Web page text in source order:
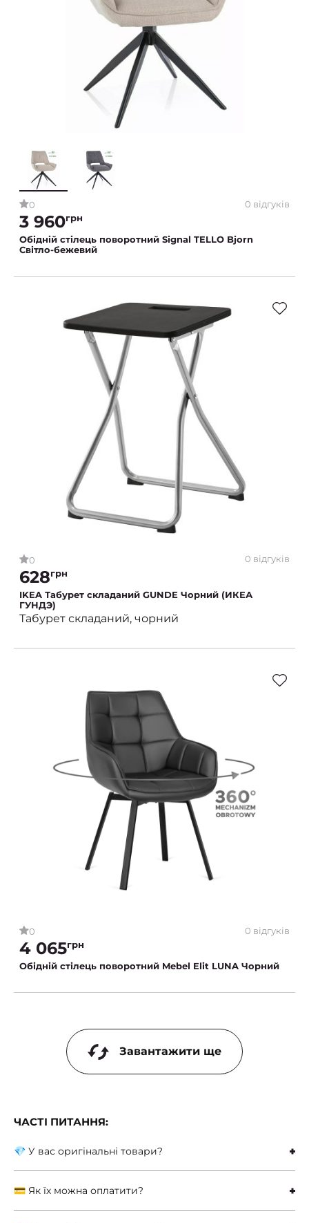
0 0 відгуків
3 960грн
Обідній стілець поворотний Signal TELLO Bjorn
Світло-бежевий
0 0 відгуків
628грн
IKEA Табурет складаний GUNDE Чорний (ИКЕА
ГУНДЭ)
Табурет складаний, чорний
0 0 відгуків
4 065грн
Обідній стілець поворотний Mebel Elit LUNA Чорний
Завантажити ще
ЧАСТІ ПИТАННЯ:
💎 У вас оригінальні товари?
💳 Як їх можна оплатити?